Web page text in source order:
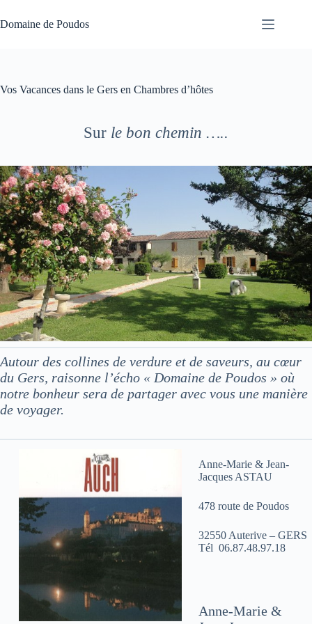
au
contenu
Domaine de Poudos
Vos Vacances dans le Gers en Chambres d’hôtes
Sur le bon chemin …..
Autour des collines de verdure et de saveurs, au cœur
du Gers, raisonne l’écho « Domaine de Poudos » où
notre bonheur sera de partager avec vous une manière
de voyager.
Anne-Marie & Jean-
Jacques ASTAU
478 route de Poudos
32550 Auterive – GERS
Tél 06.87.48.97.18
Anne-Marie &